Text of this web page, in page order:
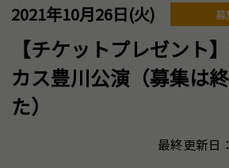
2021年10月26日(火) 募
【チケットプレゼント
カス豊川公演（募集は
た）
最終更新日